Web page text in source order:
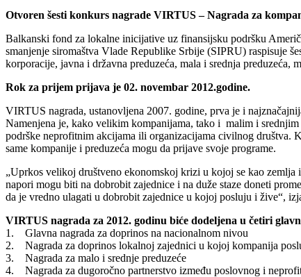
Otvoren šesti konkurs nagrade VIRTUS – Nagrada za
Balkanski fond za lokalne inicijative uz finansijsku podršku
smanjenje siromaštva Vlade Republike Srbije (SIPRU) raspisuje
korporacije, javna i državna preduzeća, mala i srednja
Rok za prijem prijava je 02. novembar 2012.godine.
VIRTUS nagrada, ustanovljena 2007. godine, prva je i
Namenjena je, kako velikim kompanijama, tako i malim i
podrške neprofitnim akcijama ili organizacijama civilnog društva.
same kompanije i preduzeća mogu da prijave svoje programe.
„Uprkos velikoj društveno ekonomskoj krizi u kojoj se kao
napori mogu biti na dobrobit zajednice i na duže staze doneti
da je vredno ulagati u dobrobit zajednice u kojoj posluju i žive“,
VIRTUS nagrada za 2012. godinu biće dodeljena u četiri
1. Glavna nagrada za doprinos na nacionalnom nivou
2. Nagrada za doprinos lokalnoj zajednici u kojoj kompanija
3. Nagrada za malo i srednje preduzeće
4. Nagrada za dugoročno partnerstvo između poslovnog i